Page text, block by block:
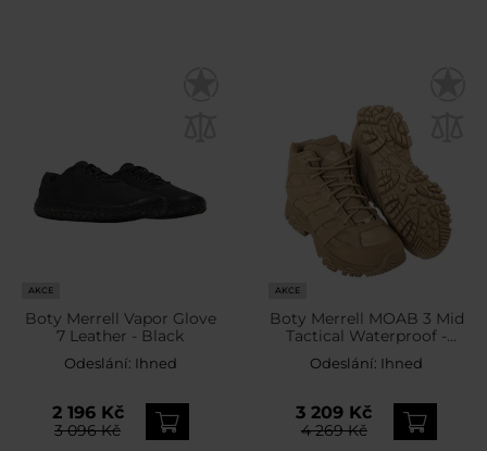
AKCE
Boty Merrell Vapor Glove
7 Leather - Black
Odeslání: Ihned
2 196 Kč
3 096 Kč
AKCE
Boty Merrell MOAB 3 Mid
Tactical Waterproof -
Dark Coyote
Odeslání: Ihned
3 209 Kč
4 269 Kč